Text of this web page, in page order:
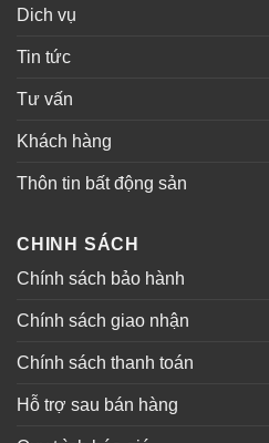
Dich vụ
Tin tức
Tư vấn
Khách hàng
Thôn tin bất động sản
CHINH SÁCH
Chính sách bảo hành
Chính sách giao nhận
Chính sách thanh toán
Hỗ trợ sau bán hàng